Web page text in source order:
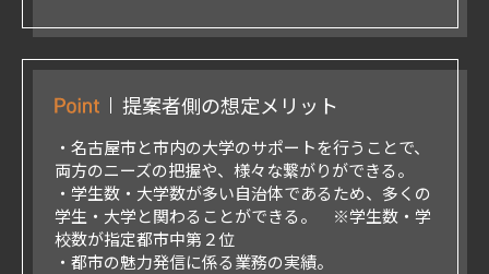
提案者側の想定メリット
・名古屋市と市内の大学のサポートを行うことで、
両方のニーズの把握や、様々な繋がりができる。
・学生数・大学数が多い自治体であるため、多くの
学生・大学と関わることができる。 ※学生数・学
校数が指定都市中第２位
・都市の魅力発信に係る業務の実績。